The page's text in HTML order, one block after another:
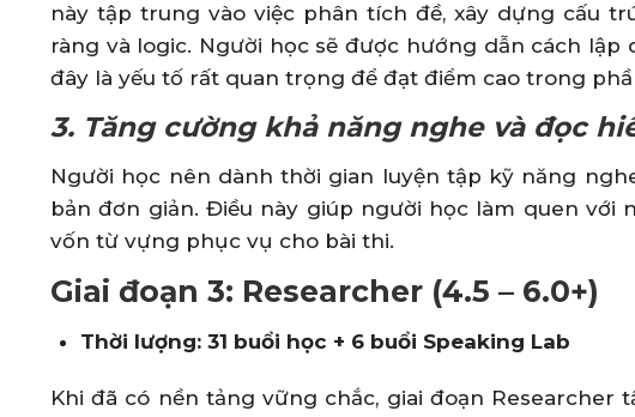
này tập trung vào việc phân tích đề, xây dựng cấu
ràng và logic. Người học sẽ được hướng dẫn cách
đây là yếu tố rất quan trọng để đạt điểm cao trong
3. Tăng cường khả năng nghe và đọc
Người học nên dành thời gian luyện tập kỹ năng
bản đơn giản. Điều này giúp người học làm quen
vốn từ vựng phục vụ cho bài thi.
Giai đoạn 3: Researcher (4.5 – 6.0+)
Thời lượng: 31 buổi học + 6 buổi Speaking Lab
Khi đã có nền tảng vững chắc, giai đoạn